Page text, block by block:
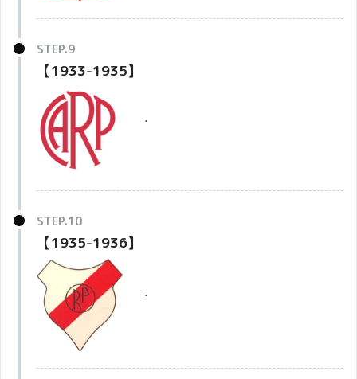
【1933-1935】
・
【1935-1936】
・